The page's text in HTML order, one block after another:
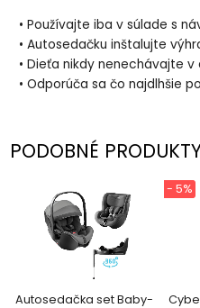
• Používajte iba v súlade s
• Autosedačku inštalujte
• Dieťa nikdy nenechávajte
• Odporúča sa čo najdlhšie
PODOBNÉ
Autosedačka set Baby-
- 5%